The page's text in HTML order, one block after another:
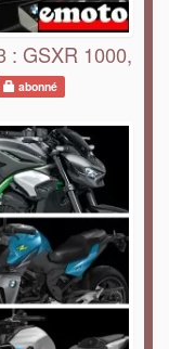
: GSXR 1000,
abonné